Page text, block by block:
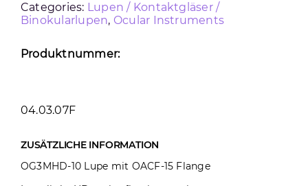
DEFINITION
THREE
Categories: Lupen / Kontaktgläser /
Binokularlupen, Ocular Instruments
Produktnummer:
04.03.07F
ZUSÄTZLICHE INFORMATION
OG3MHD-10 Lupe mit OACF-15 Flange